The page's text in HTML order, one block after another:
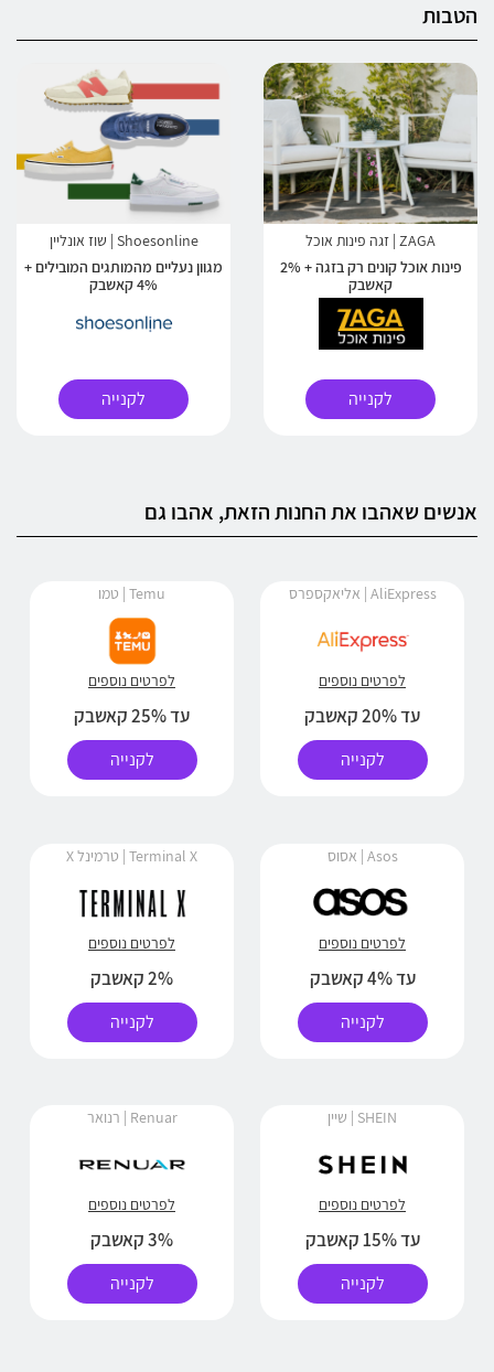
הטבות
ZAGA | זגה פינות אוכל
פינות אוכל קונים רק בזגה + 2%
קאשבק
לקנייה
Shoesonline | שוז אונליין
מגוון נעליים מהמותגים המובילים +
4% קאשבק
לקנייה
אנשים שאהבו את החנות הזאת, אהבו גם
AliExpress | אליאקספרס
לפרטים נוספים
עד 20% קאשבק
לקנייה
Temu | טמו
לפרטים נוספים
עד 25% קאשבק
לקנייה
Asos | אסוס
לפרטים נוספים
עד 4% קאשבק
לקנייה
Terminal X | טרמינל X
לפרטים נוספים
2% קאשבק
לקנייה
SHEIN | שיין
לפרטים נוספים
עד 15% קאשבק
לקנייה
Renuar | רנואר
לפרטים נוספים
3% קאשבק
לקנייה